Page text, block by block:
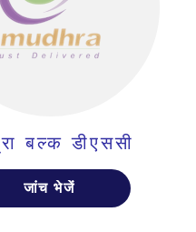
बल्क डीएससी
जांच भेजें